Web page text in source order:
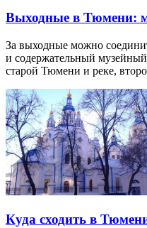
Выходные в Тюмени:
За выходные можно
и содержательный
старой Тюмени и реке,
Куда сходить в